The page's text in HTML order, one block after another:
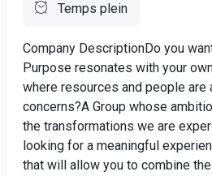
Temps plein
Company DescriptionDo you
Purpose resonates with your
where resources and people are
concerns?A Group whose
the transformations we are
looking for a meaningful
that will allow you to combine